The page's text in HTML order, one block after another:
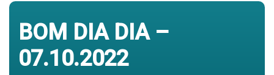
BOM DIA DIA –
07.10.2022